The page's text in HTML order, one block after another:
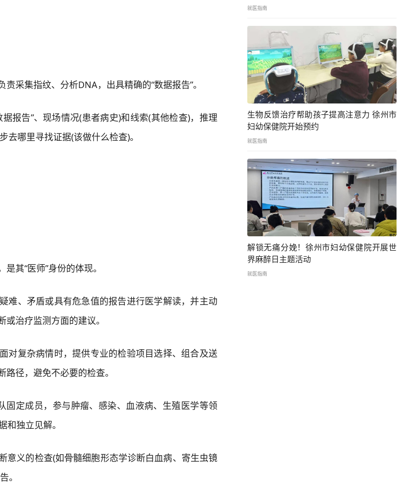
集指纹、分析DNA，出具精确的“数据报告”。
告”、现场情况(患者病史)和线索(其他检查)，推理
去哪里寻找证据(该做什么检查)。
其“医师”身份的体现。
、矛盾或具有危急值的报告进行医学解读，并主动
治疗监测方面的建议。
复杂病情时，提供专业的检验项目选择、组合及送
径，避免不必要的检查。
定成员，参与肿瘤、感染、血液病、生殖医学等领
和独立见解。
义的检查(如骨髓细胞形态学诊断白血病、寄生虫镜
。
就医指南
生物反馈治疗帮助孩子提高注意力 徐州市
妇幼保健院开始预约
就医指南
解锁无痛分娩！徐州市妇幼保健院开展世
界麻醉日主题活动
就医指南